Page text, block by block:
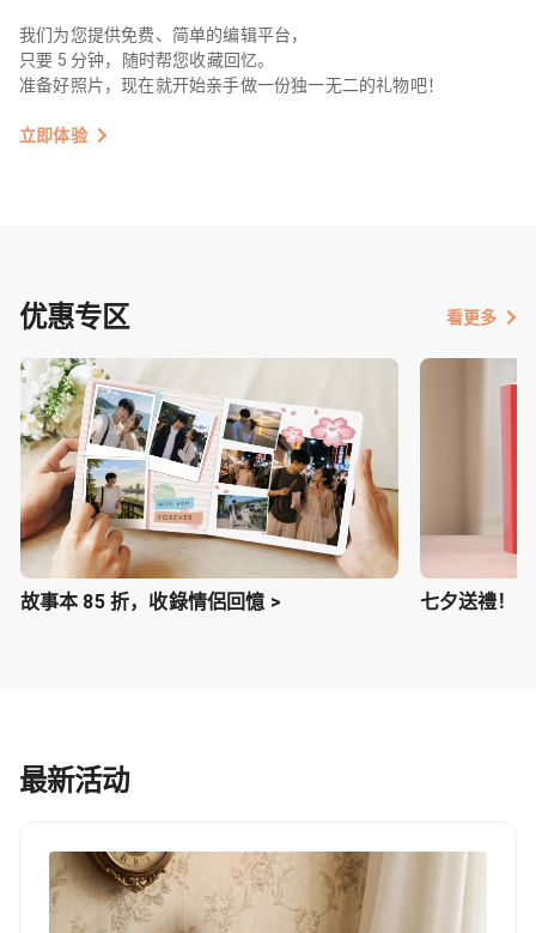
我们为您提供免费、简单的编辑平台，
只要 5 分钟，随时帮您收藏回忆。
准备好照片，现在就开始亲手做一份独一无二的礼物吧！
立即体验
优惠专区 看更多
故事本 85 折，收錄情侶回憶 > 七夕送禮！
最新活动